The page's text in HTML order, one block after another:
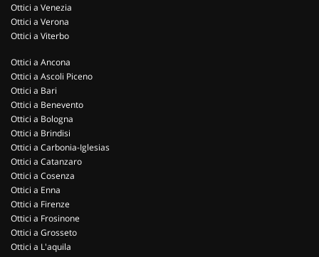
Ottici a Venezia
Ottici a Verona
Ottici a Viterbo
Ottici a Ancona
Ottici a Ascoli Piceno
Ottici a Bari
Ottici a Benevento
Ottici a Bologna
Ottici a Brindisi
Ottici a Carbonia-Iglesias
Ottici a Catanzaro
Ottici a Cosenza
Ottici a Enna
Ottici a Firenze
Ottici a Frosinone
Ottici a Grosseto
Ottici a L'aquila